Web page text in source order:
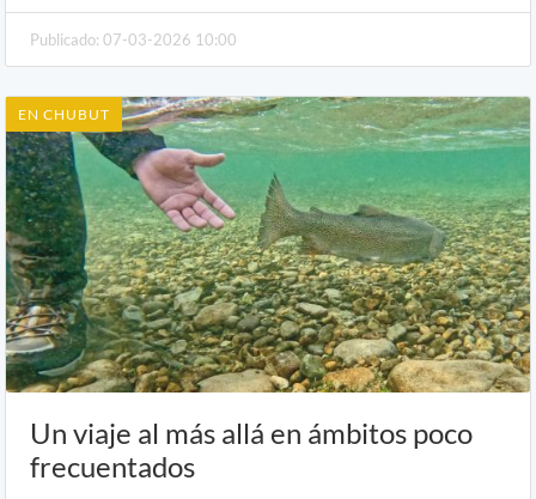
Publicado: 07-03-2026 10:00
EN CHUBUT
Un viaje al más allá en ámbitos poco
frecuentados